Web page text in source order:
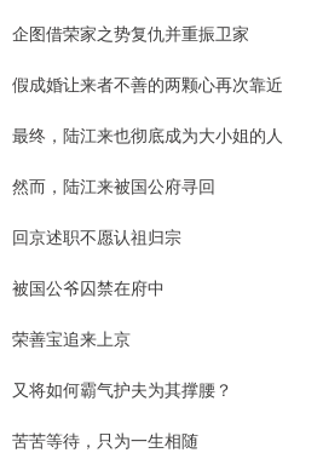
企图借荣家之势复仇并重振卫家
假成婚让来者不善的两颗心再次靠近
最终，陆江来也彻底成为大小姐的人
然而，陆江来被国公府寻回
回京述职不愿认祖归宗
被国公爷囚禁在府中
荣善宝追来上京
又将如何霸气护夫为其撑腰？
苦苦等待，只为一生相随